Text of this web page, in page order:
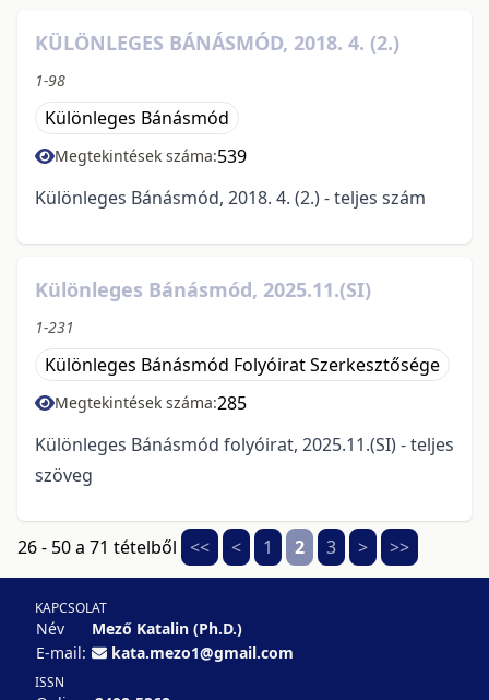
KÜLÖNLEGES BÁNÁSMÓD, 2018. 4. (2.)
1-98
Különleges Bánásmód
Megtekintések száma:539
Különleges Bánásmód, 2018. 4. (2.) - teljes szám
Különleges Bánásmód, 2025.11.(SI)
1-231
Különleges Bánásmód Folyóirat Szerkesztősége
Megtekintések száma:285
Különleges Bánásmód folyóirat, 2025.11.(SI) - teljes
szöveg
26 - 50 a 71 tételből << < 1 2 3 > >>
KAPCSOLAT
Név
Mező Katalin (Ph.D.)
E-mail:
kata.mezo1@gmail.com
ISSN